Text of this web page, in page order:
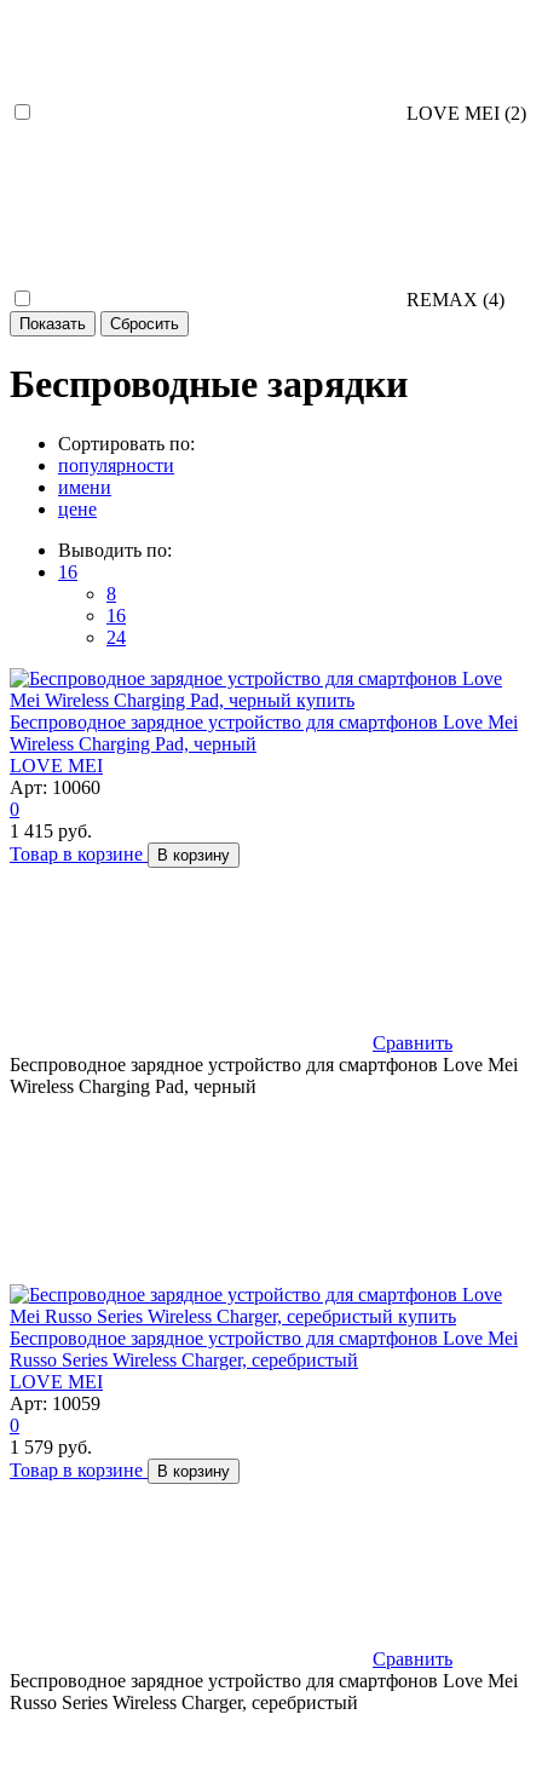
LOVE MEI (2)
REMAX (4)
Беспроводные зарядки
Сортировать по:
популярности
имени
цене
Выводить по:
16
8
16
24
Беспроводное зарядное устройство для смартфонов Love Mei
Wireless Charging Pad, черный
LOVE MEI
Арт: 10060
0
1 415 руб.
Товар в корзине
В корзину
Сравнить
Беспроводное зарядное устройство для смартфонов Love Mei
Wireless Charging Pad, черный
Беспроводное зарядное устройство для смартфонов Love Mei
Russo Series Wireless Charger, серебристый
LOVE MEI
Арт: 10059
0
1 579 руб.
Товар в корзине
В корзину
Сравнить
Беспроводное зарядное устройство для смартфонов Love Mei
Russo Series Wireless Charger, серебристый